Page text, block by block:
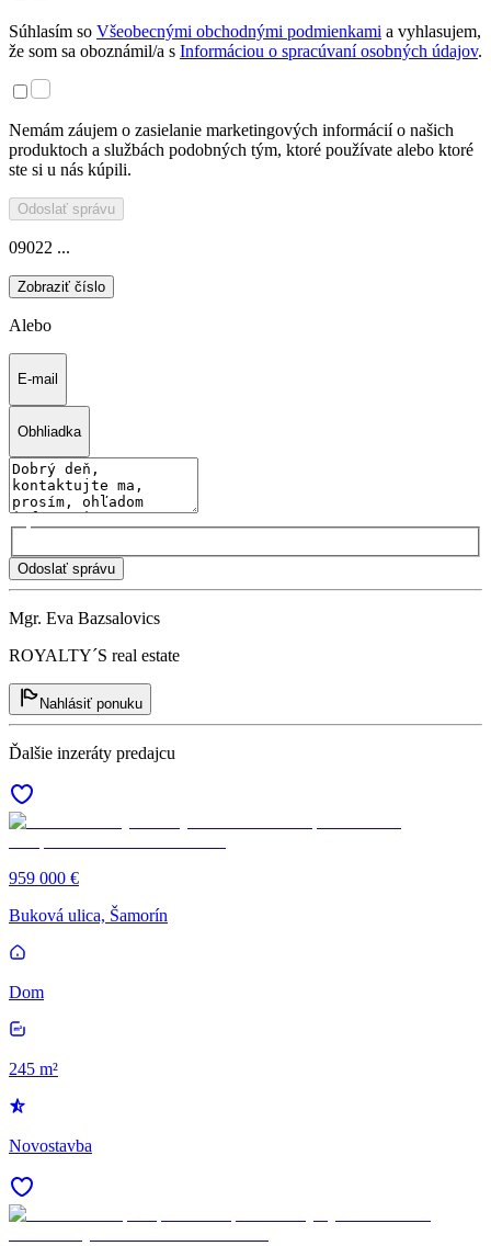
Súhlasím so Všeobecnými obchodnými podmienkami a vyhlasujem,
že som sa oboznámil/a s Informáciou o spracúvaní osobných údajov.
Nemám záujem o zasielanie marketingových informácií o našich
produktoch a službách podobných tým, ktoré používate alebo ktoré
ste si u nás kúpili.
Odoslať správu
09022 ...
Zobraziť číslo
Alebo
E-mail
Obhliadka
Odoslať správu
Mgr. Eva Bazsalovics
ROYALTY´S real estate
Nahlásiť ponuku
Ďalšie inzeráty predajcu
959 000 €
Buková ulica, Šamorín
Dom
245 m²
Novostavba